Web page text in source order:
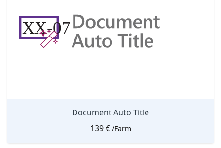
Document Auto Title
139€ /Farm